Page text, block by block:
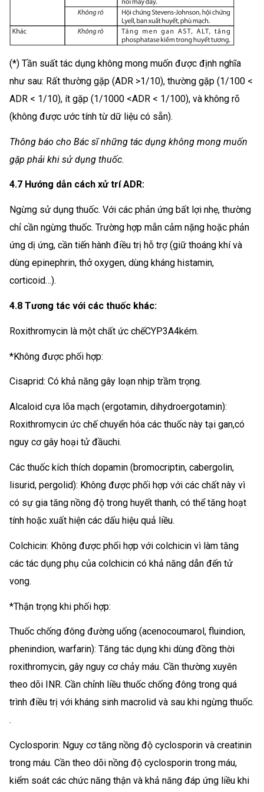
(*) Tần suất tác dụng không mong muốn được định nghĩa
như sau: Rất thường gặp (ADR >1/10), thường gặp (1/100 <
ADR < 1/10), ít gặp (1/1000 <ADR < 1/100), và không rõ
(không được ước tính từ dữ liệu có sẵn).
Thông báo cho Bác sĩ những tác dụng không mong muốn
gặp phải khi sử dụng thuốc.
4.7 Hướng dẫn cách xử trí ADR:
Ngừng sử dụng thuốc. Với các phản ứng bất lợi nhẹ, thường
chỉ cần ngừng thuốc. Trường hợp mẫn cảm nặng hoặc phản
ứng dị ứng, cần tiến hành điều trị hỗ trợ (giữ thoáng khí và
dùng epinephrin, thở oxygen, dùng kháng histamin,
corticoid…).
4.8 Tương tác với các thuốc khác:
Roxithromycin là một chất ức chếCYP3A4kém.
*Không được phối hợp:
Cisaprid: Có khả năng gây loạn nhịp trầm trọng.
Alcaloid cựa lõa mạch (ergotamin, dihydroergotamin):
Roxithromycin ức chế chuyển hóa các thuốc này tại gan,có
nguy cơ gây hoại tử đầuchi.
Các thuốc kích thích dopamin (bromocriptin, cabergolin,
lisurid, pergolid): Không được phối hợp với các chất này vì
có sự gia tăng nồng độ trong huyết thanh, có thể tăng hoạt
tính hoặc xuất hiện các dấu hiệu quả liều.
Colchicin: Không được phối hợp với colchicin vì làm tăng
các tác dụng phụ của colchicin có khả năng dẫn đến tử
vong.
*Thận trọng khi phối hợp:
Thuốc chống đông đường uống (acenocoumarol, fluindion,
phenindion, warfarin): Tăng tác dụng khi dùng đồng thời
roxithromycin, gây nguy cơ chảy máu. Cần thường xuyên
theo dõi INR. Cần chỉnh liều thuốc chống đông trong quá
trình điều trị với kháng sinh macrolid và sau khi ngừng thuốc.
.
Cyclosporin: Nguy cơ tăng nồng độ cyclosporin và creatinin
trong máu. Cần theo dõi nồng độ cyclosporin trong máu,
kiểm soát các chức năng thận và khả năng đáp ứng liều khi